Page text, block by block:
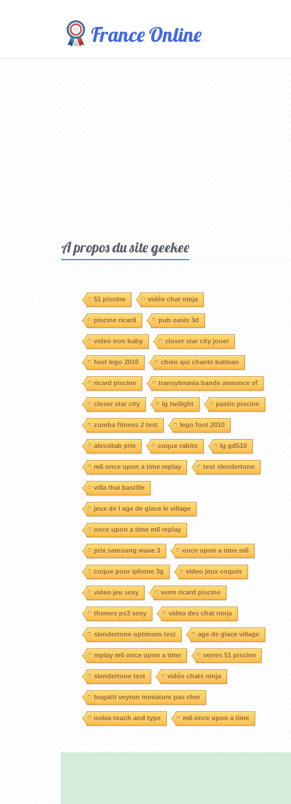
France Online
A propos du site geekee
51 piscine vidéo chat ninja
piscine ricard pub oasis 3d
video iron baby closer star city jouer
foot lego 2010 chien qui chante batman
ricard piscine transylmania bande annonce vf
closer star city lg twilight pastis piscine
zumba fitness 2 test lego foot 2010
alessitab prix coque rabito lg gd510
m6 once upon a time replay test slendertone
villa thai bastille
jeux de l age de glace le village
once upon a time m6 replay
prix samsung wave 3 once upon a time m6
coque pour iphone 3g video jeux coquin
video jeu sexy verre ricard piscine
themes ps3 sexy video des chat ninja
slendertone optimum test age de glace village
replay m6 once upon a time verres 51 piscine
slendertone test vidéo chats ninja
bugatti veyron miniature pas cher
nokia touch and type m6 once upon a time